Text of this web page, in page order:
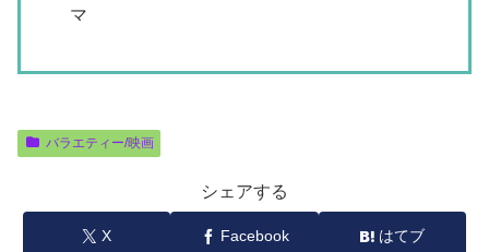
マ
バラエティー/映画
シェアする
X Facebook はてブ